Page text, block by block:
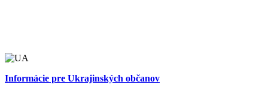
Informácie pre Ukrajinských občanov